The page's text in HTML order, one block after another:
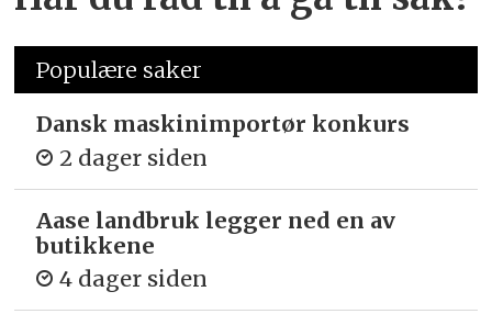
Populære saker
Dansk maskinimportør konkurs
2 dager siden
Aase landbruk legger ned en av
butikkene
4 dager siden